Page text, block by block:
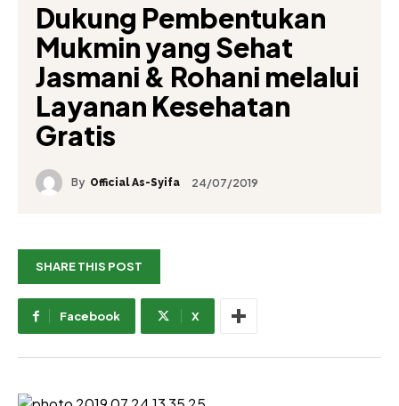
Dukung Pembentukan
Mukmin yang Sehat
Jasmani & Rohani melalui
Layanan Kesehatan
Gratis
By Official As-Syifa 24/07/2019
SHARE THIS POST
Facebook X